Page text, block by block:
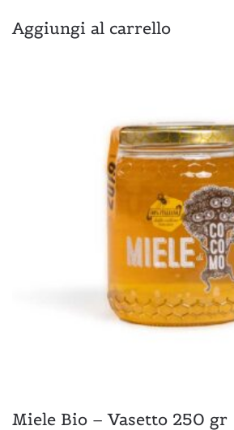
Aggiungi al carrello
Miele Bio – Vasetto 250 gr